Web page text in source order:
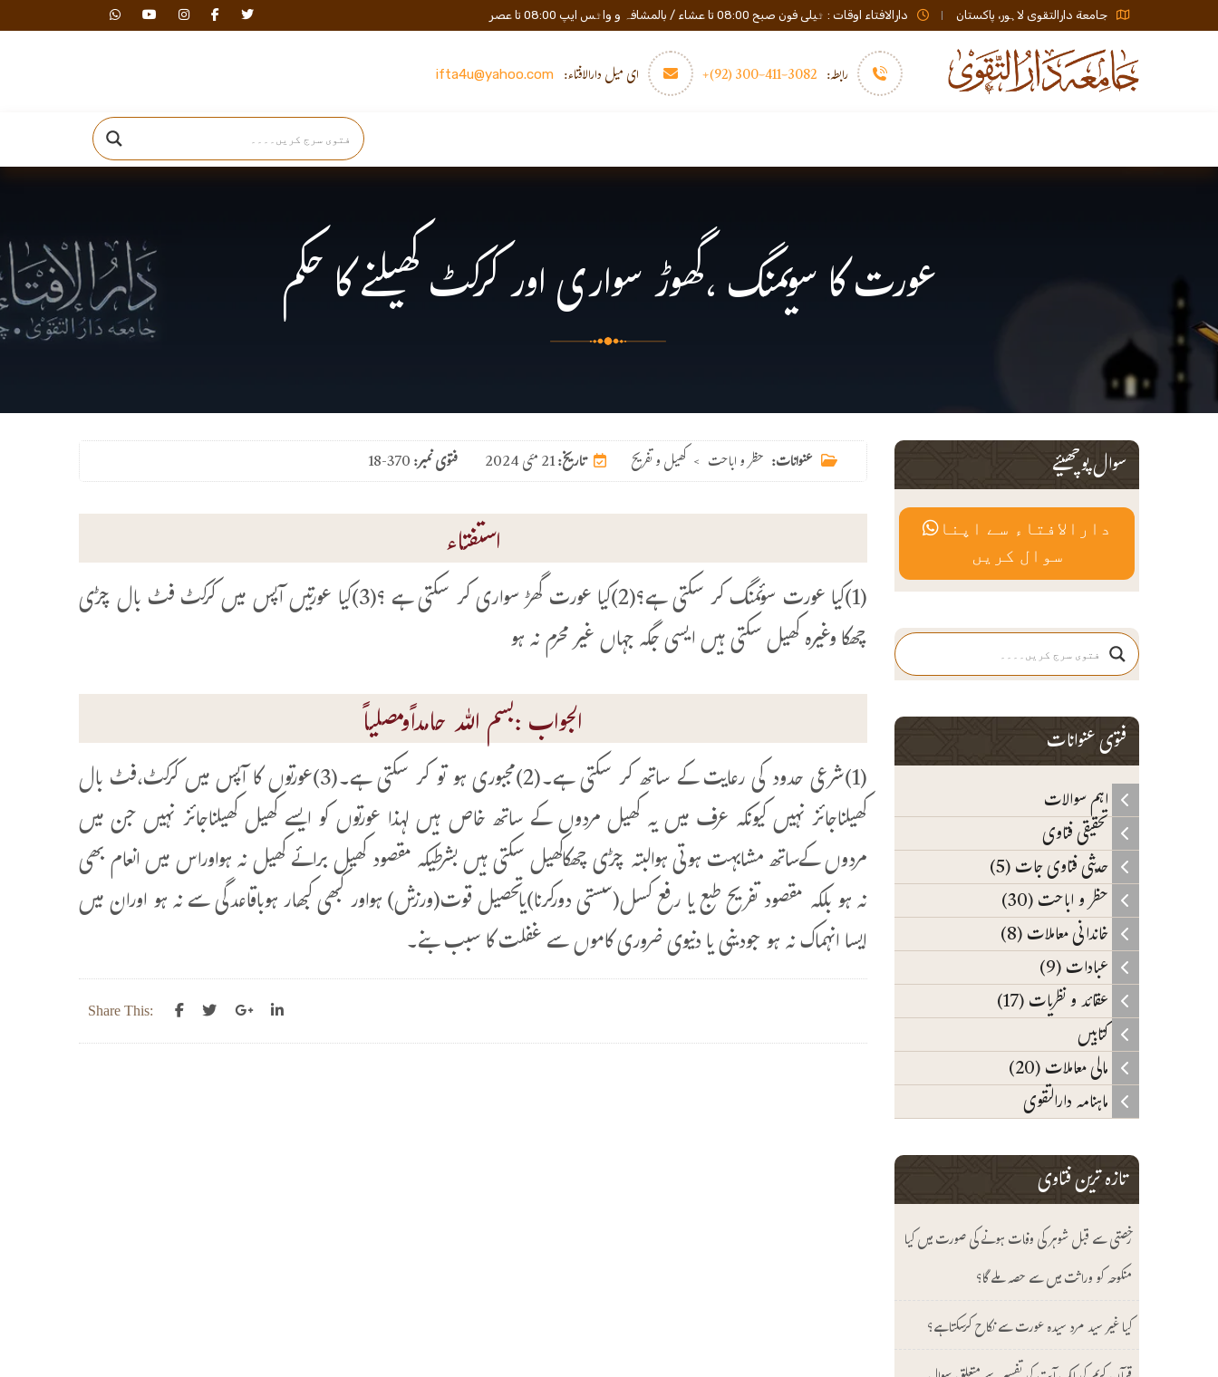
جامعة دارالتقوی لاہور، پاکستان دارالافتاء اوقات : ٹیلی فون صبح 08:00 تا عشاء / بالمشافہ و واٹس ایپ 08:00 تا عصر
رابطہ: 3082-411-300 (92)+ ای میل دارالافتاء: ifta4u@yahoo.com
عورت کا سویمنگ ،گھوڑ سواری اور کرکٹ کھیلنے کا حکم
فتوی نمبر:18-370 تاریخ:21 مئی 2024 عنوانات: حظر و اباحت > کھیل و تفریح
استفتاء
(1)کیا عورت سوئمنگ کر سکتی ہے؟(2)کیا عورت گھڑ سواری کر سکتی ہے ؟(3)کیا عورتیں آپس میں کرکٹ فٹ بال چڑی
چھکا وغیرہ کھیل سکتی ہیں ایسی جگہ جہاں غیر محرم نہ ہو
الجواب :بسم اللہ حامداًومصلیاً
(1)شرعی حدود کی رعایت کے ساتھ کر سکتی ہے۔(2)مجبوری ہو تو کر سکتی ہے۔(3)عورتوں کا آپس میں کرکٹ،فٹ بال
کھیلناجائز نہیں کیونکہ عرف میں یہ کھیل مردوں کے ساتھ خاص ہیں لہذا عورتوں کو ایسے کھیل کھیلناجائز نہیں جن میں
مردوں کےساتھ مشابہت ہوتی ہوالبتہ چڑی چھکاکھیل سکتی ہیں بشرطیکہ مقصود کھیل برائے کھیل نہ ہواوراس میں انعام بھی
نہ ہو بلکہ مقصود تفریح طبع یا رفع کسل(سستی دورکرنا)یاتحصیل قوت(ورزش) ہواور کبھی کبھار ہوباقاعدگی سے نہ ہو اوران میں
ایسا انہماک نہ ہو جودینی یا دنیوی ضروری کاموں سے غفلت کا سبب بنے۔
Share This:
سوال پوچھیئے
دارالافتاء سے اپنا
سوال کریں
فتوی عنوانات
اہم سوالات
تحقیقی فتاوی
حدیثی فتاوی جات (5)
حظر و اباحت (30)
خاندانی معاملات (8)
عبادات (9)
عقائد و نظریات (17)
کتابیں
مالی معاملات (20)
ماہنامہ دارالتقوی
تازہ ترین فتاوی
رخصتی سے قبل شوہر کی وفات ہونے کی صورت میں کیا
منکوحہ کو وراثت میں سے حصہ ملے گا؟
کیا غیر سید مرد سیدہ عورت سے نکاح کرسکتا ہے؟